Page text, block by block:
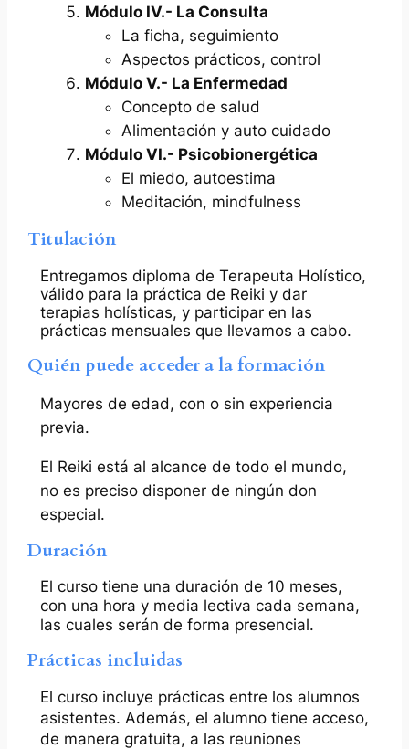
Módulo IV.- La Consulta
La ficha, seguimiento
Aspectos prácticos, control
Módulo V.- La Enfermedad
Concepto de salud
Alimentación y auto cuidado
Módulo VI.- Psicobionergética
El miedo, autoestima
Meditación, mindfulness
Titulación
Entregamos diploma de Terapeuta Holístico,
válido para la práctica de Reiki y dar
terapias holísticas, y participar en las
prácticas mensuales que llevamos a cabo.
Quién puede acceder a la formación
Mayores de edad, con o sin experiencia
previa.
El Reiki está al alcance de todo el mundo,
no es preciso disponer de ningún don
especial.
Duración
El curso tiene una duración de 10 meses,
con una hora y media lectiva cada semana,
las cuales serán de forma presencial.
Prácticas incluidas
El curso incluye prácticas entre los alumnos
asistentes. Además, el alumno tiene acceso,
de manera gratuita, a las reuniones